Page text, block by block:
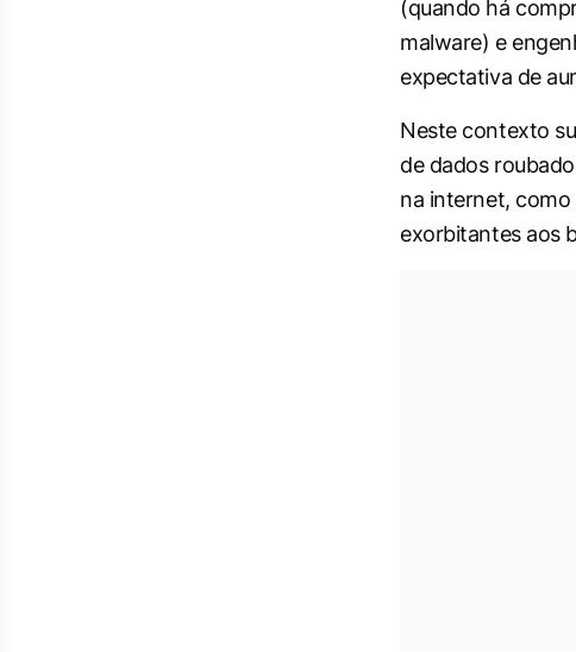
(quando há
malware) e
expectativa de
Neste contexto
de dados
na internet,
exorbitantes aos